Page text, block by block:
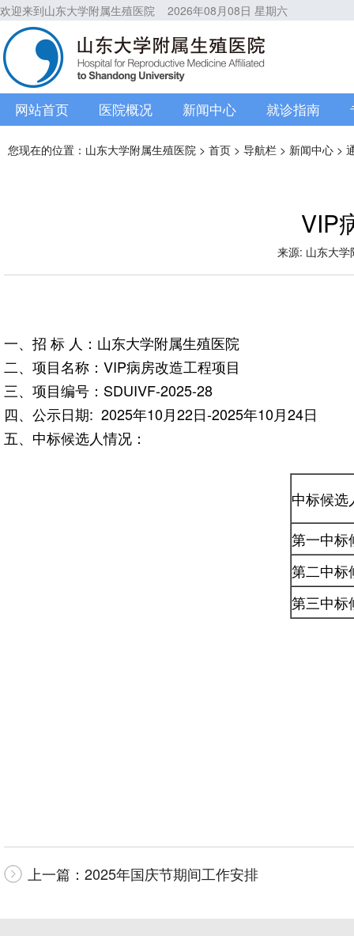
欢迎来到山东大学附属生殖医院 2026年08月08日 星期六
网站首页 医院概况 新闻中心 就诊指南
您现在的位置： 山东大学附属生殖医院 > 首页 > 导航栏 > 新闻中心 >
VIP
来源: 山东大
一、招 标 人：山东大学附属生殖医院
二、项目名称：VIP病房改造工程项目
三、项目编号：SDUIVF-2025-28
四、公示日期: 2025年10月22日-2025年10月24日
五、中标候选人情况：
中标候选
第一中标
第二中标
第三中标
上一篇： 2025年国庆节期间工作安排